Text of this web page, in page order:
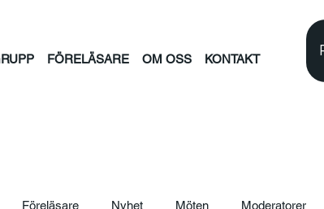
FÖRELÄSARE OM OSS KONTAKT
Föreläsare Nyhet Möten Moderatorer